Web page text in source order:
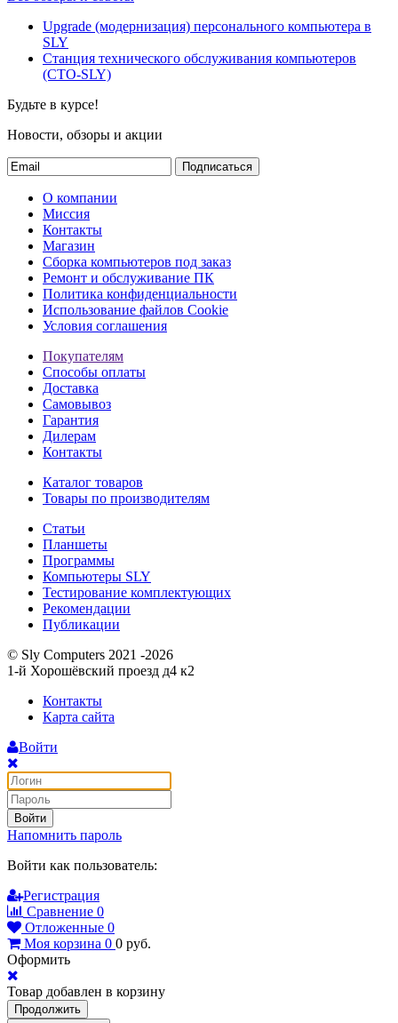
Upgrade (модернизация) персонального компьютера в
SLY
Станция технического обслуживания компьютеров
(СТО-SLY)
Будьте в курсе!
Новости, обзоры и акции
Подписаться
О компании
Миссия
Контакты
Магазин
Сборка компьютеров под заказ
Ремонт и обслуживание ПК
Политика конфиденциальности
Использование файлов Cookie
Условия соглашения
Покупателям
Способы оплаты
Доставка
Самовывоз
Гарантия
Дилерам
Контакты
Каталог товаров
Товары по производителям
Статьи
Планшеты
Программы
Компьютеры SLY
Тестирование комплектующих
Рекомендации
Публикации
© Sly Computers 2021 -2026
1-й Хорошёвский проезд д4 к2
Контакты
Карта сайта
Войти
Войти
Напомнить пароль
Войти как пользователь:
Регистрация
Сравнение 0
Отложенные 0
Моя корзина 0 0 руб.
Оформить
Товар добавлен в корзину
Продолжить